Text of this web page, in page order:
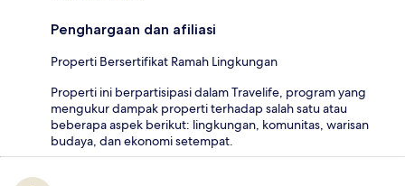
Penghargaan dan afiliasi
Properti Bersertifikat Ramah Lingkungan
Properti ini berpartisipasi dalam Travelife, program yang
mengukur dampak properti terhadap salah satu atau
beberapa aspek berikut: lingkungan, komunitas, warisan
budaya, dan ekonomi setempat.